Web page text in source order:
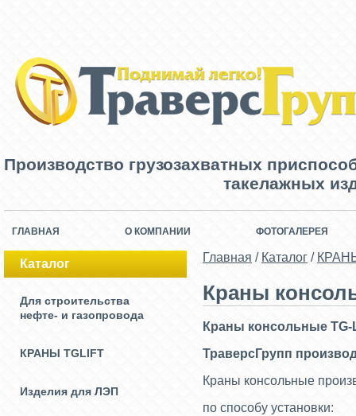
Производство грузозахватных
такелажных
ГЛАВНАЯ О КОМПАНИИ ФОТОГАЛЕРЕЯ
Каталог
Для строительства
нефте- и газопровода
КРАНЫ TGLIFT
Изделия для ЛЭП
Главная / Каталог /
Краны
Краны консольные TG-
ТраверсГрупп
Краны консольные
по способу установки: